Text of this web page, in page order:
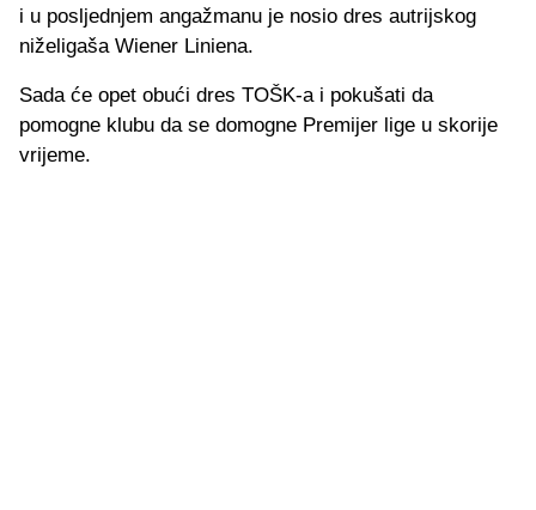
i u posljednjem angažmanu je nosio dres autrijskog
niželigaša Wiener Liniena.
Sada će opet obući dres TOŠK-a i pokušati da
pomogne klubu da se domogne Premijer lige u skorije
vrijeme.